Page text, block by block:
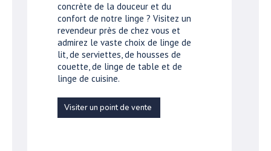
concrète de la douceur et du
confort de notre linge ? Visitez un
revendeur près de chez vous et
admirez le vaste choix de linge de
lit, de serviettes, de housses de
couette, de linge de table et de
linge de cuisine.
Visiter un point de vente